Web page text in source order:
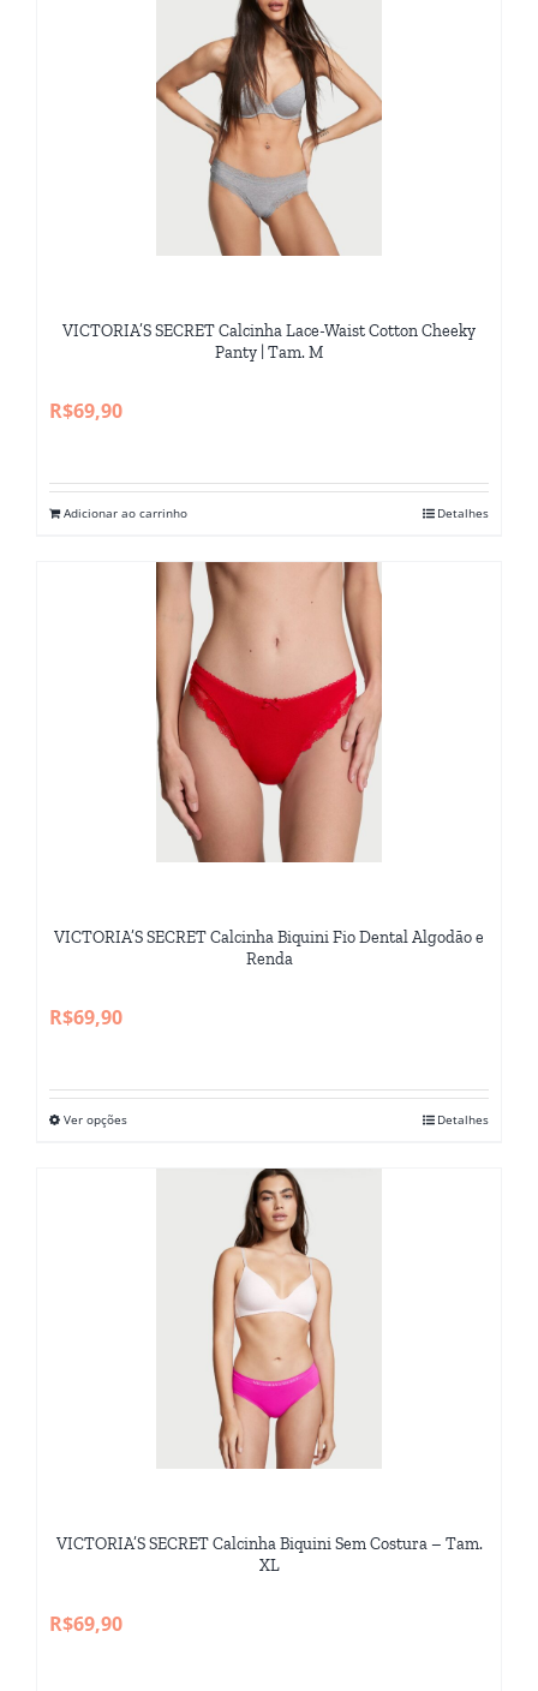
variantes.
opções
escolhidas
do
VICTORIA’S SECRET Calcinha Lace-Waist Cotton Cheeky
Panty | Tam. M
R$69,90
Adicionar ao carrinho Detalhes
VICTORIA’S SECRET Calcinha Biquini Fio Dental Algodão e
Renda
R$69,90
Ver opçõesEste
escolhidas
do
Detalhes
VICTORIA’S SECRET Calcinha Biquini Sem Costura – Tam.
XL
R$69,90